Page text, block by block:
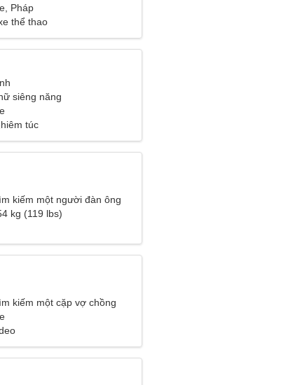
Pháp
thể thao
siêng năng
túc
kiếm một người đàn ông
kg (119 lbs)
kiếm một cặp vợ chồng